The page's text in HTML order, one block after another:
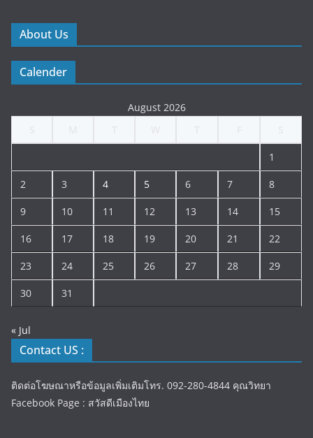
About Us
Calender
August 2026
1
2 3 4 5 6 7 8
9 10 11 12 13 14 15
16 17 18 19 20 21 22
23 24 25 26 27 28 29
30 31
« Jul
Contact US :
ติดต่อโฆษณาหรือข้อมูลเพิ่มเติมโทร. 092-280-4844 คุณวิทยา
Facebook Page : สวัสดีเมืองไทย